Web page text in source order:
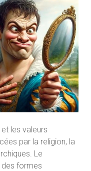
les valeurs
par la religion, la
Le
des formes